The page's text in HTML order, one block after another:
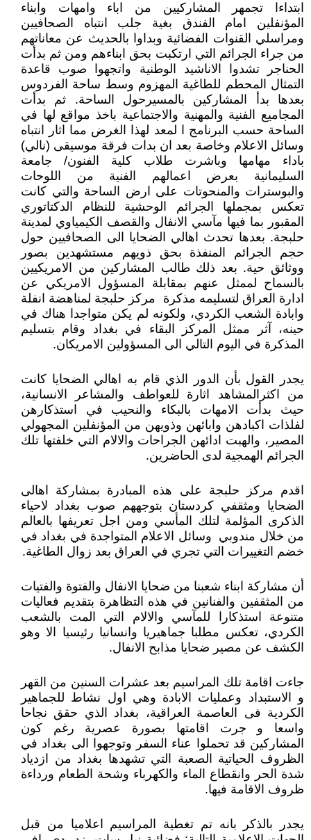
ابتداءا تجمهر المشاركيين من اباء وامهات وابناء
المؤنفلين امام الفندق بغية جلب انتباه الصحافيين
ومراسلي القنوات الفضائية وبداوا بالحديث عن معاناتهم
من جراء الجرائم التي ارتكبت بحق ابناءهم ومن ثم بدأت
الحناجر تشدوا الاناشيد الوطنية واتجهوا صوب قاعدة
التمثال المحطم للطاغية المهزوم وسط ساحة الفردوس
بعدها بدأ المشاركين بالمسيرحول الساحة. ثم بدأت
المجاميع الفنية والمهنية والاجتماعية باخذ مواقع لها في
الساحة حسب البرنامج ا لمعد لهذا الغرض مما اثار انتباه
وسائل الاعلام وخاصة بعد ان بدات فرقة موسيقى (نالي)
باداء مهامها وباشرت طلاب كلية الفنون/ جامعة
السليمانية بعرض اعمالهم الفنية من اللوحات
والبوسترات والمنحوتات على ارض الساحة والتي كانت
تعكس بمجملها الجرائم الوحشية للنظام الدكتاتوري
المقبور بما فيها مآسي الانفال والقصف الكيمياوي لمدينة
حلبجة. بعدها تحدث اهالي الضحايا الى الصحافيين حول
حجم الجرائم المنفذة بحق ذويهم مستشهدين بصور
ووثائق حية. بعد ذلك طالب المشاركين من الامريكيين
بالسماح لممثل عنهم بمقابلة المسؤول الامريكي عن
ادارة العراق لتسليمه مذكرة مركز حلبجة لمناهضة انفلة
وابادة الشعب الكردي، ولكونه لم يكن متواجدا هناك في
حينه، آثر ممثل المركز البقاء في بغداد وقام بتسليم
المذكرة في اليوم التالي الى المسؤولين الامريكان.
يجدر القول بأن الدور الذي قام به اهالي الضحايا كانت
من اكثرالمشاهد اثارة للعواطف والمشاعر الانسانية،
حيث بدأت الامهات بالبكاء والنحيب في استذكارهن
لفلذات اكبادهن وابائهن وذويهن من المؤنفلين المجهولي
المصير، والهبت ادائهن الجراحات والالام التي خلفتها تلك
الجرائم الهمجية لدى الحاضرين.
اقدم مركز حلبجة على هذه المبادرة بمشاركة اهالى
الضحايا ومثقفي كردستان بتوجههم صوب بغداد لاحياء
الذكرى المؤلمة لتلك المأسي ومن اجل تعريفها بالعالم
من خلال مندوبي وسائل الاعلام المتواجدة في بغداد في
خضم التغييرات التي تجري في العراق بعد زوال الطاغية.
أن مشاركة ابناء شعبنا من ضحايا الانفال والفتوة والفتيات
من المثقفين والفنانين في هذه التظاهرة بتقديم فعاليات
متنوعة استذكارا للمآسي والالام التي المت بالشعب
الكردي، تعكس مطلبا جماهيريا وانسانيا رئيسيا الا وهو
الكشف عن مصير ضحايا مذابح الانفال.
جاءت اقامة تلك المراسيم بعد عشرات السنين من القهر
و الاستبداد وعمليات الابادة وهي اول نشاط للجماهير
الكردية فى العاصمة العراقية، بغداد الذي حقق نجاحا
واسعا و جرت اقامتها بصورة عصرية رغم كون
المشاركين قد تحملوا عناء السفر وتوجهوا الى بغداد في
الظروف الحياتية الصعبة التي تشهدها بغداد من ازدياد
شدة الحر وانقطاع الماء والكهرباء وشحة الطعام ورداءة
ظروف الاقامة فيها.
يجدر بالذكر بانه تم تغطية المراسيم اعلاميا من قبل